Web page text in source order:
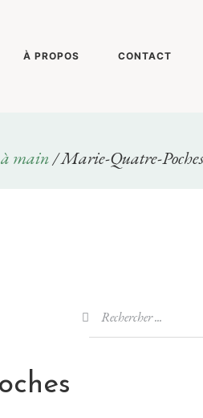
À PROPOS CONTACT
à main/ Marie-Quatre-Poches